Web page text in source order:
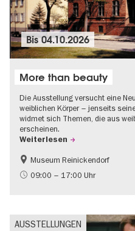
Bis04.10.2026
More than beauty
Die Ausstellung versucht eine
weiblichen Körper – jenseits
widmet sich Themen, die aus
erscheinen.
Weiterlesen
Gratis
Zeitgenössische Kunst
Museum Reinickendorf
09:00 – 17:00 Uhr
AUSSTELLUNGEN